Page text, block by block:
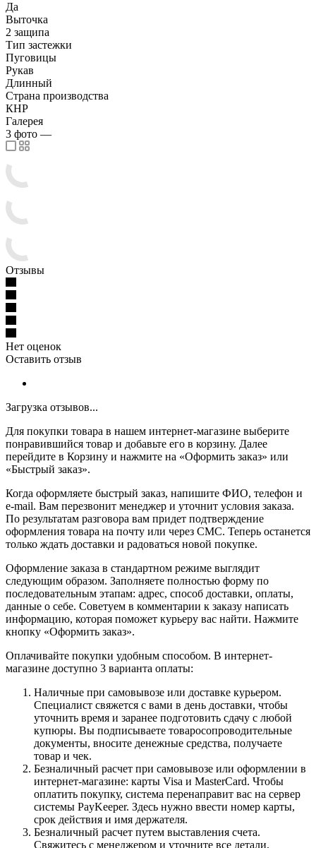
Да
Выточка
2 защипа
Тип застежки
Пуговицы
Рукав
Длинный
Страна производства
КНР
Галерея
3 фото —
Отзывы
Нет оценок
Оставить отзыв
Загрузка отзывов...
Для покупки товара в нашем интернет-магазине выберите
понравившийся товар и добавьте его в корзину. Далее
перейдите в Корзину и нажмите на «Оформить заказ» или
«Быстрый заказ».
Когда оформляете быстрый заказ, напишите ФИО, телефон и
e-mail. Вам перезвонит менеджер и уточнит условия заказа.
По результатам разговора вам придет подтверждение
оформления товара на почту или через СМС. Теперь останется
только ждать доставки и радоваться новой покупке.
Оформление заказа в стандартном режиме выглядит
следующим образом. Заполняете полностью форму по
последовательным этапам: адрес, способ доставки, оплаты,
данные о себе. Советуем в комментарии к заказу написать
информацию, которая поможет курьеру вас найти. Нажмите
кнопку «Оформить заказ».
Оплачивайте покупки удобным способом. В интернет-
магазине доступно 3 варианта оплаты:
Наличные при самовывозе или доставке курьером.
Специалист свяжется с вами в день доставки, чтобы
уточнить время и заранее подготовить сдачу с любой
купюры. Вы подписываете товаросопроводительные
документы, вносите денежные средства, получаете
товар и чек.
Безналичный расчет при самовывозе или оформлении в
интернет-магазине: карты Visa и MasterCard. Чтобы
оплатить покупку, система перенаправит вас на сервер
системы PayKeeper. Здесь нужно ввести номер карты,
срок действия и имя держателя.
Безналичный расчет путем выставления счета.
Свяжитесь с менеджером и уточните все детали.